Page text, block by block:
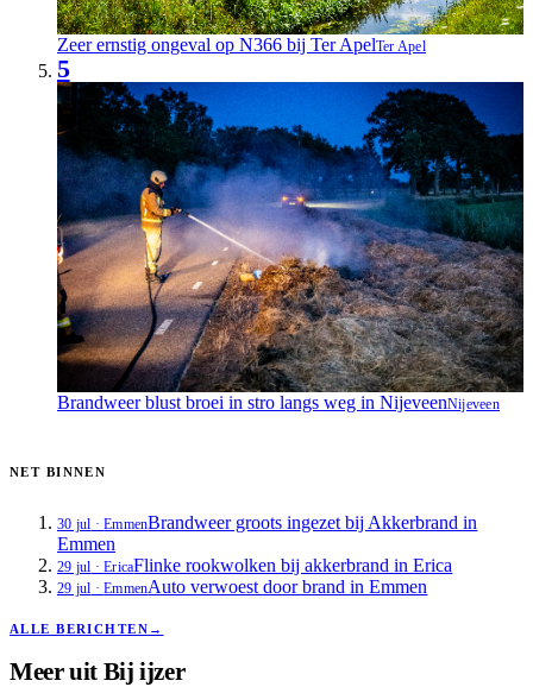
Zeer ernstig ongeval op N366 bij Ter ApelTer Apel
5
Brandweer blust broei in stro langs weg in NijeveenNijeveen
NET BINNEN
30 jul ·EmmenBrandweer groots ingezet bij Akkerbrand in
Emmen
29 jul ·EricaFlinke rookwolken bij akkerbrand in Erica
29 jul ·EmmenAuto verwoest door brand in Emmen
ALLE BERICHTEN →
Meer uit Bij ijzer